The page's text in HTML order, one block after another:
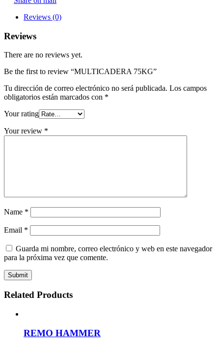
Reviews (0)
Reviews
There are no reviews yet.
Be the first to review “MULTICADERA 75KG”
Tu dirección de correo electrónico no será publicada. Los campos
obligatorios están marcados con *
Your rating
Your review *
Name *
Email *
Guarda mi nombre, correo electrónico y web en este navegador
para la próxima vez que comente.
Related Products
REMO HAMMER